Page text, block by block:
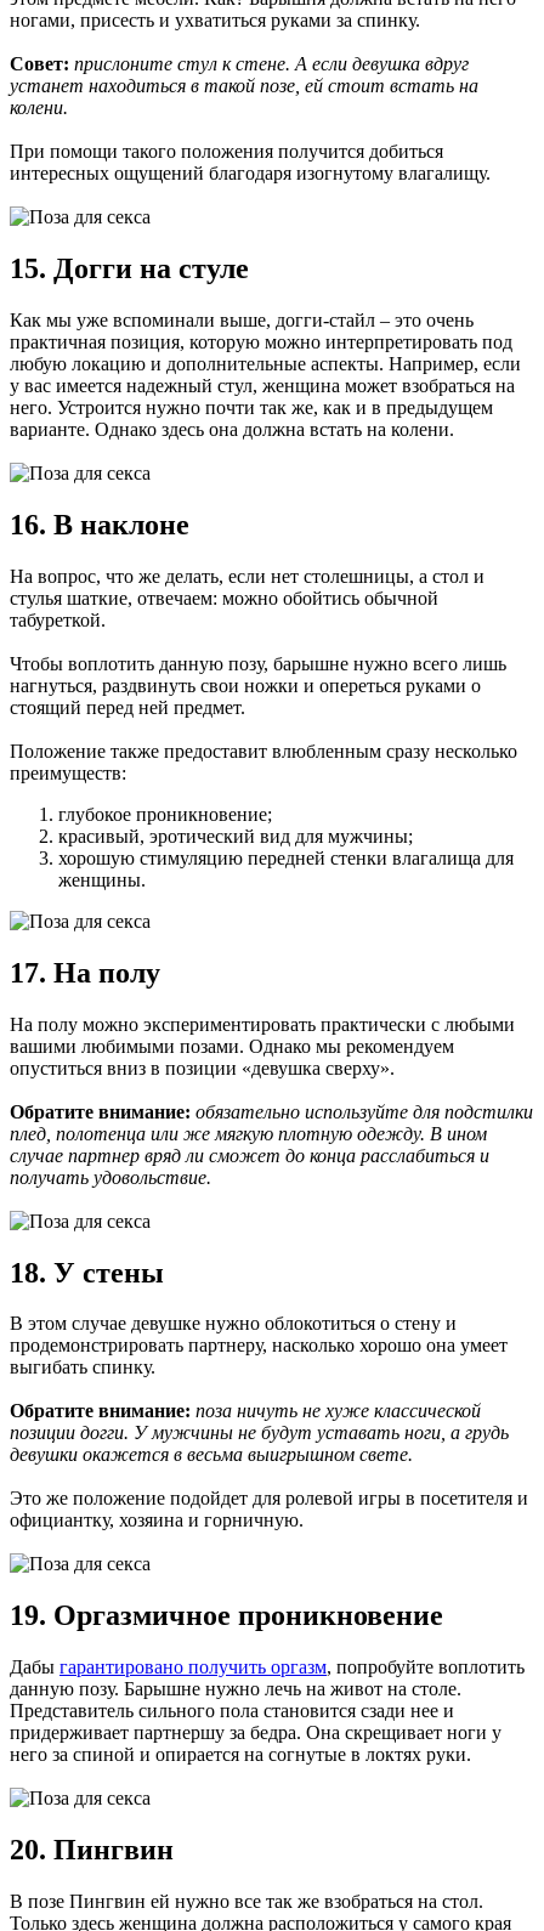
ногами, присесть и ухватиться руками за спинку.
Совет: прислоните стул к стене. А если девушка вдруг
устанет находиться в такой позе, ей стоит встать на
колени.
При помощи такого положения получится добиться
интересных ощущений благодаря изогнутому влагалищу.
15. Догги на стуле
Как мы уже вспоминали выше, догги-стайл – это очень
практичная позиция, которую можно интерпретировать под
любую локацию и дополнительные аспекты. Например, если
у вас имеется надежный стул, женщина может взобраться на
него. Устроится нужно почти так же, как и в предыдущем
варианте. Однако здесь она должна встать на колени.
16. В наклоне
На вопрос, что же делать, если нет столешницы, а стол и
стулья шаткие, отвечаем: можно обойтись обычной
табуреткой.
Чтобы воплотить данную позу, барышне нужно всего лишь
нагнуться, раздвинуть свои ножки и опереться руками о
стоящий перед ней предмет.
Положение также предоставит влюбленным сразу несколько
преимуществ:
глубокое проникновение;
красивый, эротический вид для мужчины;
хорошую стимуляцию передней стенки влагалища для
женщины.
17. На полу
На полу можно экспериментировать практически с любыми
вашими любимыми позами. Однако мы рекомендуем
опуститься вниз в позиции «девушка сверху».
Обратите внимание: обязательно используйте для подстилки
плед, полотенца или же мягкую плотную одежду. В ином
случае партнер вряд ли сможет до конца расслабиться и
получать удовольствие.
18. У стены
В этом случае девушке нужно облокотиться о стену и
продемонстрировать партнеру, насколько хорошо она умеет
выгибать спинку.
Обратите внимание: поза ничуть не хуже классической
позиции догги. У мужчины не будут уставать ноги, а грудь
девушки окажется в весьма выигрышном свете.
Это же положение подойдет для ролевой игры в посетителя и
официантку, хозяина и горничную.
19. Оргазмичное проникновение
Дабы гарантировано получить оргазм, попробуйте воплотить
данную позу. Барышне нужно лечь на живот на столе.
Представитель сильного пола становится сзади нее и
придерживает партнершу за бедра. Она скрещивает ноги у
него за спиной и опирается на согнутые в локтях руки.
20. Пингвин
В позе Пингвин ей нужно все так же взобраться на стол.
Только здесь женщина должна расположиться у самого края